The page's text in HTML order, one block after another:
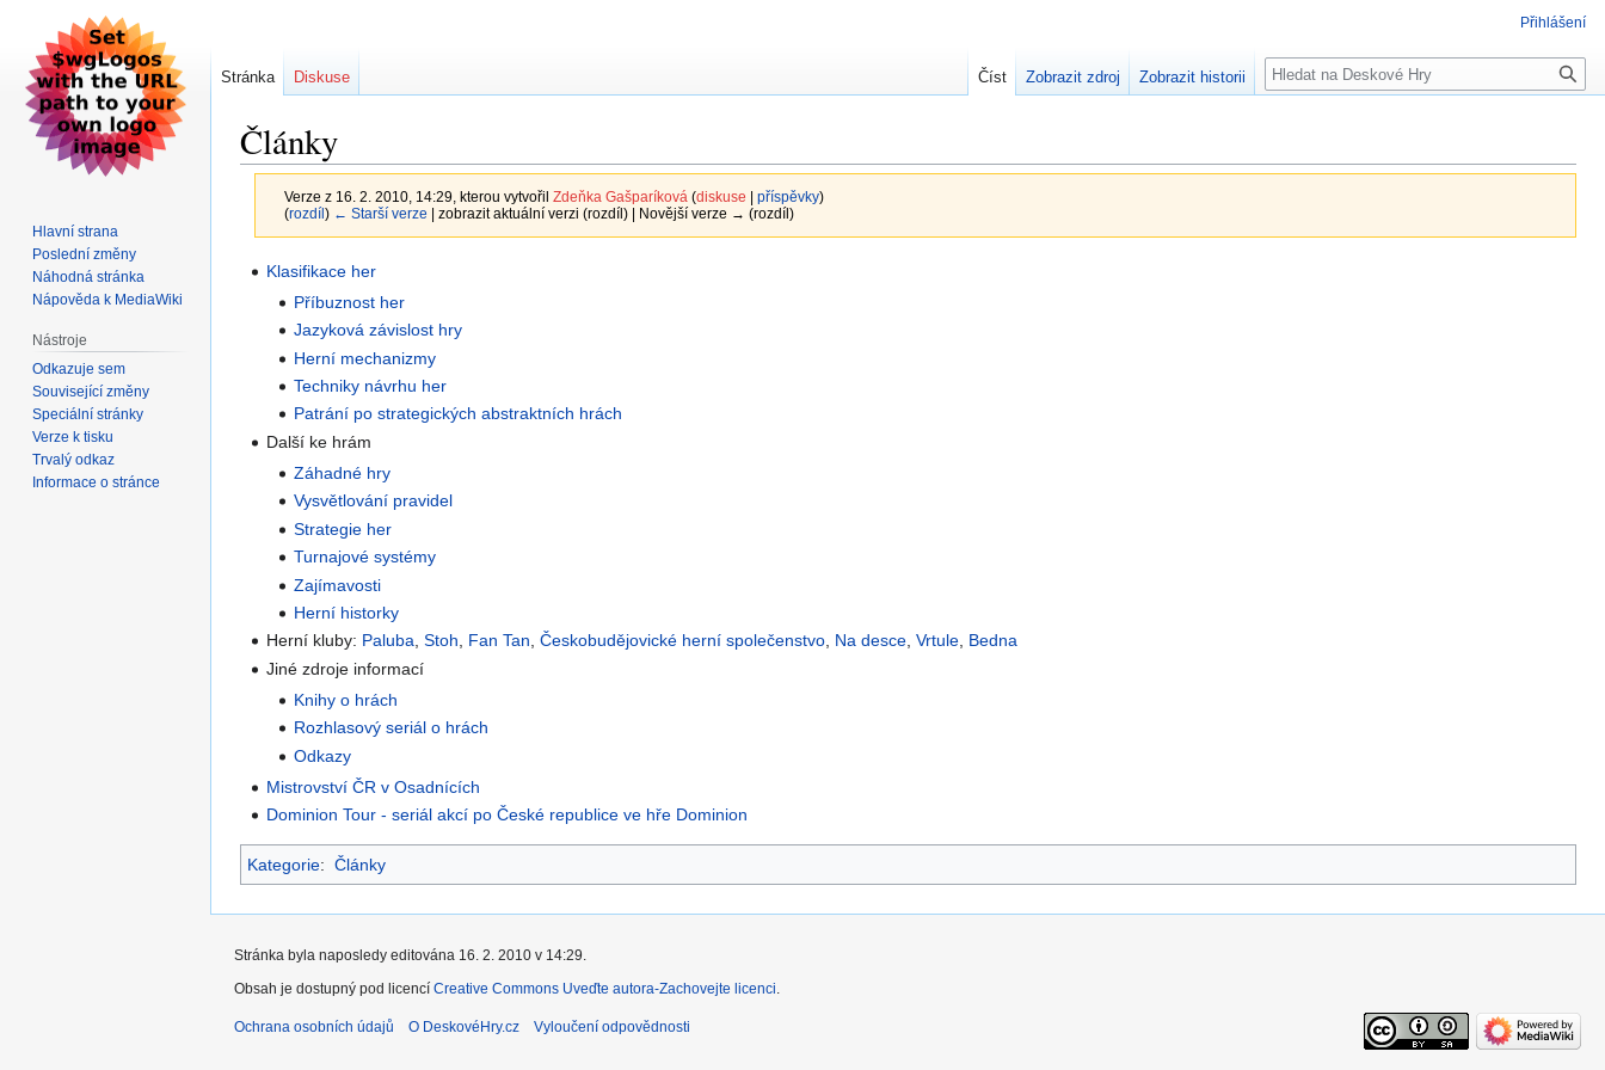
Články
Verze z 16. 2. 2010, 14:29, kterou vytvořil Zdeňka Gašparíková (diskuse příspěvky)
(rozdíl ) ← Starší verze | zobrazit aktuální verzi (rozdíl) | Novější verze → (rozdíl)
Skočit
navigaci
Skočit
vyhledávání
Klasifikace her
Příbuznost her
Jazyková závislost hry
Herní mechanizmy
Techniky návrhu her
Patrání po strategických abstraktních hrách
Další ke hrám
Záhadné hry
Vysvětlování pravidel
Strategie her
Turnajové systémy
Zajímavosti
Herní historky
Herní kluby: Paluba,Stoh, Fan Tan,Českobudějovické herní společenstvo, Na desce,Vrtule, Bedna
Jiné zdroje informací
Knihy o hrách
Rozhlasový seriál o hrách
Odkazy
Mistrovství ČR v Osadnících
Dominion Tour - seriál akcí po České republice ve hře Dominion
Kategorie: Články
Přihlášení
Stránka Diskuse Číst Zobrazit zdroj Zobrazit historii Hledat
Hlavní strana
Poslední změny
Náhodná stránka
Nápověda k MediaWiki
Nástroje
Odkazuje sem
Související změny
Speciální stránky
Verze k tisku
Trvalý odkaz
Informace o stránce
Stránka byla naposledy editována 16. 2. 2010 v 14:29.
Obsah je dostupný pod licencí Creative Commons Uveďte autora-Zachovejte licenci.
Ochrana osobních údajů O DeskovéHry.cz Vyloučení odpovědnosti